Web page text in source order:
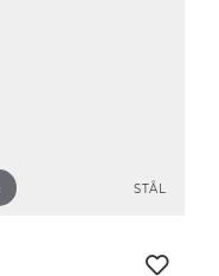
STÅL